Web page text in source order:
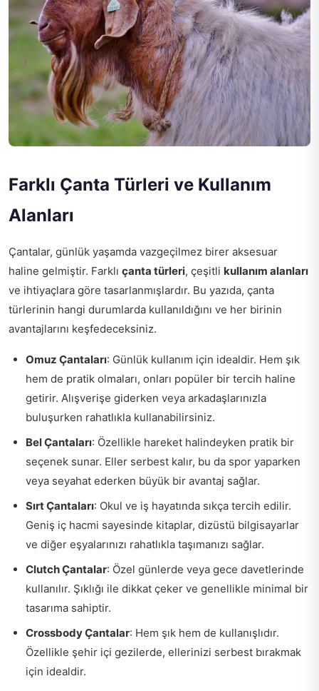
Farklı Çanta Türleri ve Kullanım
Alanları
Çantalar, günlük yaşamda vazgeçilmez birer aksesuar
haline gelmiştir. Farklı çanta türleri, çeşitli kullanım alanları
ve ihtiyaçlara göre tasarlanmışlardır. Bu yazıda, çanta
türlerinin hangi durumlarda kullanıldığını ve her birinin
avantajlarını keşfedeceksiniz.
Omuz Çantaları: Günlük kullanım için idealdir. Hem şık
hem de pratik olmaları, onları popüler bir tercih haline
getirir. Alışverişe giderken veya arkadaşlarınızla
buluşurken rahatlıkla kullanabilirsiniz.
Bel Çantaları: Özellikle hareket halindeyken pratik bir
seçenek sunar. Eller serbest kalır, bu da spor yaparken
veya seyahat ederken büyük bir avantaj sağlar.
Sırt Çantaları: Okul ve iş hayatında sıkça tercih edilir.
Geniş iç hacmi sayesinde kitaplar, dizüstü bilgisayarlar
ve diğer eşyalarınızı rahatlıkla taşımanızı sağlar.
Clutch Çantalar: Özel günlerde veya gece davetlerinde
kullanılır. Şıklığı ile dikkat çeker ve genellikle minimal bir
tasarıma sahiptir.
Crossbody Çantalar: Hem şık hem de kullanışlıdır.
Özellikle şehir içi gezilerde, ellerinizi serbest bırakmak
için idealdir.